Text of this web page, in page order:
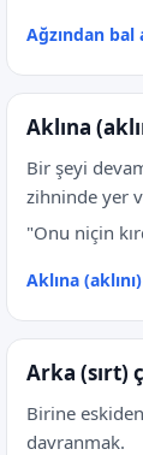
Ağzından
Aklına
Bir şeyi
zihninde yer
"Onu niçin
Aklına
Arka (sırt)
Birine
davranmak.